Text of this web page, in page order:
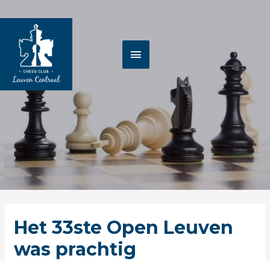
naar
inhoud
Het 33ste Open Leuven
was prachtig